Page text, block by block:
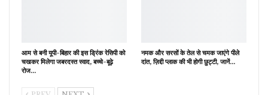
आम से बनी यूपी-बिहार की इस ड्रिंक रेसिपी को
चखकर मिलेगा जबरदस्त स्वाद, बच्चे-बूढ़े
रोज…
नमक और सरसों के तेल से चमक जाएंगे पीले
दांत, ज़िद्दी प्लाक की भी होगी छुट्टी, जानें…